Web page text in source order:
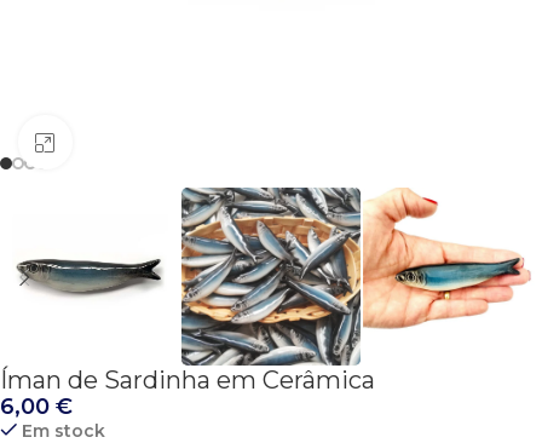
Íman de Sardinha em Cerâmica
6,00 €
Em stock